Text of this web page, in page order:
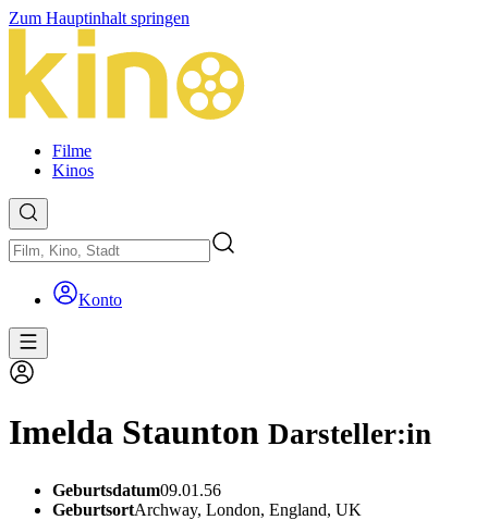
Zum Hauptinhalt springen
Filme
Kinos
Konto
Imelda Staunton Darsteller:in
Geburtsdatum09.01.56
GeburtsortArchway, London, England, UK